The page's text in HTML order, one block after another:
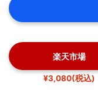
楽天市場
¥3,080(税込)